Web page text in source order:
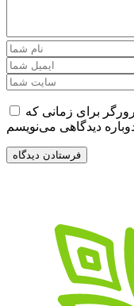
برای زمانی که